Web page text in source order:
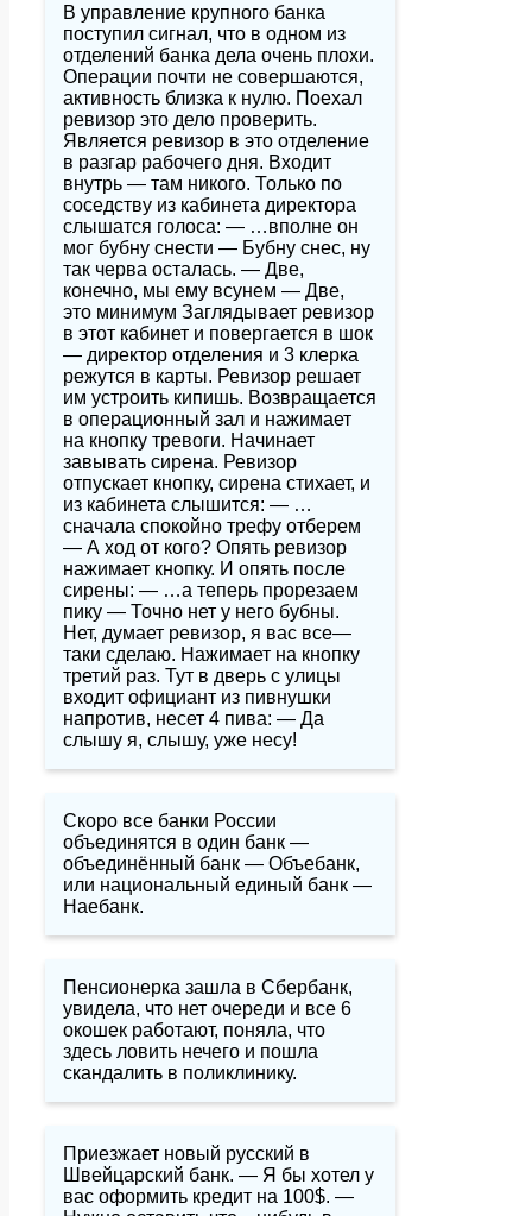
В управление крупного банка
поступил сигнал, что в одном из
отделений банка дела очень плохи.
Операции почти не совершаются,
активность близка к нулю. Поехал
ревизор это дело проверить.
Является ревизор в это отделение
в разгар рабочего дня. Входит
внутрь — там никого. Только по
соседству из кабинета директора
слышатся голоса: — …вполне он
мог бубну снести — Бубну снес, ну
так черва осталась. — Две,
конечно, мы ему всунем — Две,
это минимум Заглядывает ревизор
в этот кабинет и повергается в шок
— директор отделения и 3 клерка
режутся в карты. Ревизор решает
им устроить кипишь. Возвращается
в операционный зал и нажимает
на кнопку тревоги. Начинает
завывать сирена. Ревизор
отпускает кнопку, сирена стихает, и
из кабинета слышится: — …
сначала спокойно трефу отберем
— А ход от кого? Опять ревизор
нажимает кнопку. И опять после
сирены: — …а теперь прорезаем
пику — Точно нет у него бубны.
Нет, думает ревизор, я вас все—
таки сделаю. Нажимает на кнопку
третий раз. Тут в дверь с улицы
входит официант из пивнушки
напротив, несет 4 пива: — Да
слышу я, слышу, уже несу!
Скоро все банки России
объединятся в один банк —
объединённый банк — Объебанк,
или национальный единый банк —
Наебанк.
Пенсионерка зашла в Сбербанк,
увидела, что нет очереди и все 6
окошек работают, поняла, что
здесь ловить нечего и пошла
скандалить в поликлинику.
Приезжает новый русский в
Швейцарский банк. — Я бы хотел у
вас оформить кредит на 100$. —